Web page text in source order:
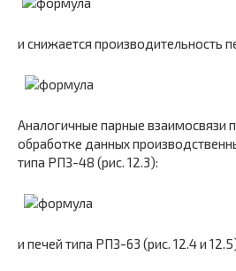
и снижается производительность
Аналогичные парные взаимосвязи
обработке данных
типа РПЗ-48 (рис. 12.3):
и печей типа РПЗ-63 (рис. 12.4 и